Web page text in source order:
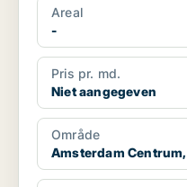
Areal
-
Pris pr. md.
Niet aangegeven
Område
Amsterdam